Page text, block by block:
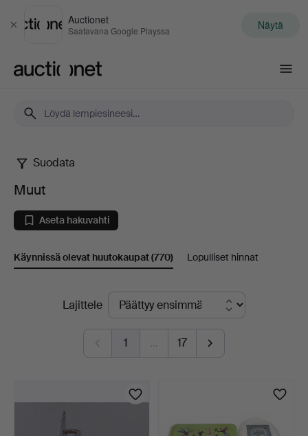
Sulje
Auctionet
Saatavana Google Playssa Näytä
MuutSuodata
Muut
Aseta hakuvahti
Käynnissä olevat huutokaupat(770) Lopulliset hinnat
Käynnissä
huutokaupat
Lajittele
1 … 17